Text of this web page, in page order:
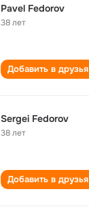
Pavel Fedorov
38 лет
Добавить в друзья
Sergei Fedorov
38 лет
Добавить в друзья